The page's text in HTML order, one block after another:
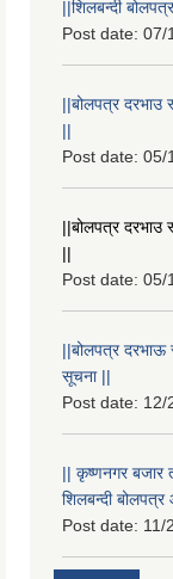
||शिलबन्दी
Post date: 07/
||बोलपत्र दरभाउ
||
Post date: 05/
||बोलपत्र दरभाउ
||
Post date: 05/
||बोलपत्र दरभाऊ
सूचना ||
Post date: 12/
|| कृष्णनगर बजार
शिलबन्दी
Post date: 11/